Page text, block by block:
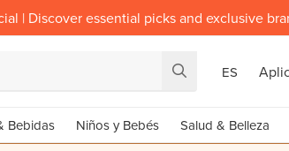
| Discover essential picks and exclusive
ES
Bebidas Niños y Bebés Salud & Belleza